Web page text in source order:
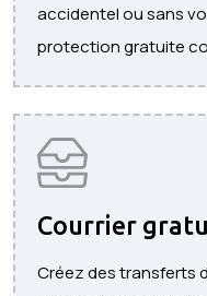
accidentel ou sans
protection gratuite
Courrier
Créez des transferts